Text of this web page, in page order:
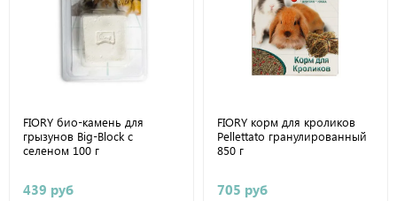
FIORY био-камень для
грызунов Big-Block с
селеном 100 г
439 руб
FIORY корм для кроликов
Pellettato гранулированный
850 г
705 руб